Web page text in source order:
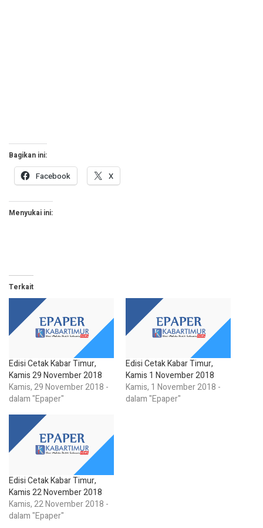
Bagikan ini:
Facebook X
Menyukai ini:
Terkait
Edisi Cetak Kabar Timur,
Kamis 29 November 2018
Kamis, 29 November 2018 -
dalam "Epaper"
Edisi Cetak Kabar Timur,
Kamis 1 November 2018
Kamis, 1 November 2018 -
dalam "Epaper"
Edisi Cetak Kabar Timur,
Kamis 22 November 2018
Kamis, 22 November 2018 -
dalam "Epaper"